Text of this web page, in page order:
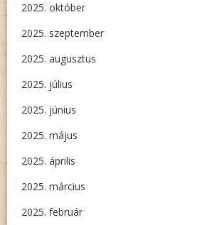
2025. október
2025. szeptember
2025. augusztus
2025. július
2025. június
2025. május
2025. április
2025. március
2025. február